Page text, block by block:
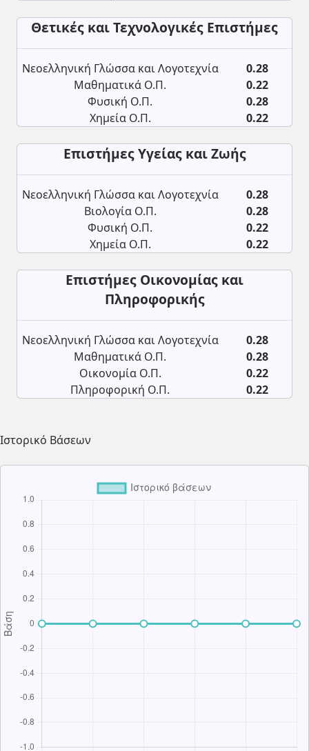
Θετικές και Τεχνολογικές Επιστήμες
Νεοελληνική Γλώσσα και Λογοτεχνία
0.28
Μαθηματικά Ο.Π.
0.22
Φυσική Ο.Π.
0.28
Χημεία Ο.Π.
0.22
Επιστήμες Υγείας και Ζωής
Νεοελληνική Γλώσσα και Λογοτεχνία
0.28
Βιολογία Ο.Π.
0.28
Φυσική Ο.Π.
0.22
Χημεία Ο.Π.
0.22
Επιστήμες Οικονομίας και
Πληροφορικής
Νεοελληνική Γλώσσα και Λογοτεχνία
0.28
Μαθηματικά Ο.Π.
0.28
Οικονομία Ο.Π.
0.22
Πληροφορική Ο.Π.
0.22
Ιστορικό Βάσεων